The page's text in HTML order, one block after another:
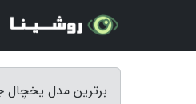
برترین مدل یخچال